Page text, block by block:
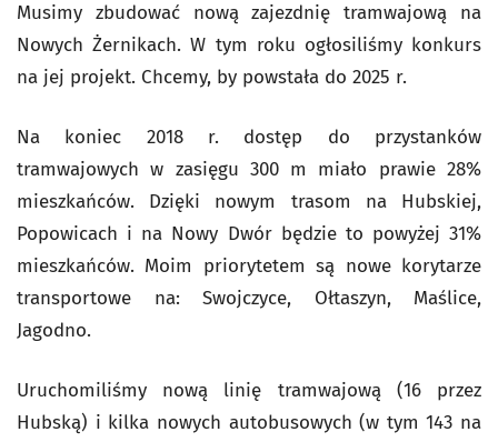
Musimy zbudować nową zajezdnię tramwajową na
Nowych Żernikach. W tym roku ogłosiliśmy konkurs
na jej projekt. Chcemy, by powstała do 2025 r.
Na koniec 2018 r. dostęp do przystanków
tramwajowych w zasięgu 300 m miało prawie 28%
mieszkańców. Dzięki nowym trasom na Hubskiej,
Popowicach i na Nowy Dwór będzie to powyżej 31%
mieszkańców. Moim priorytetem są nowe korytarze
transportowe na: Swojczyce, Ołtaszyn, Maślice,
Jagodno.
Uruchomiliśmy nową linię tramwajową (16 przez
Hubską) i kilka nowych autobusowych (w tym 143 na